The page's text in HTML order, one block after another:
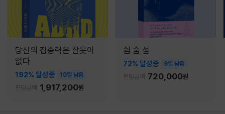
당신의 집중력은 잘못이
없다
192% 달성중 10일 남음
펀딩금액 1,917,200원
쉼 숨 섬
72% 달성중 9일 남음
펀딩금액 720,000원